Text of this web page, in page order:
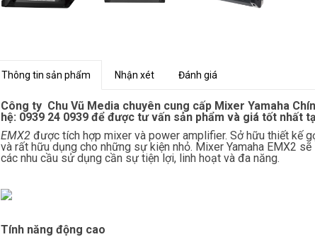
Thông tin sản phẩm Nhận xét Đánh giá
Công ty Chu Vũ Media chuyên cung cấp Mixer Yamaha
hệ: 0939 24 0939 để được tư vấn sản phẩm và giá tốt nhất
EMX2được tích hợp mixer và power amplifier. Sở hữu thiết kế
và rất hữu dụng cho những sự kiện nhỏ. Mixer Yamaha EMX2
các nhu cầu sử dụng cần sự tiện lợi, linh hoạt và đa năng.
Tính năng động cao